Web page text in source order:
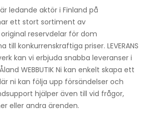
är ledande aktör i Finland på
ett stort sortiment av
reservdelar för dom
till konkurrenskraftiga priser. LEVERANS
kan vi erbjuda snabba leveranser i
WEBBUTIK Ni kan enkelt skapa ett
ni kan följa upp försändelser och
hjälper även till vid frågor,
eller andra ärenden.